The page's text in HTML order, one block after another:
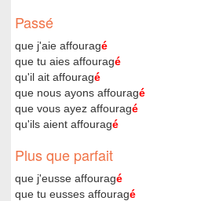
Passé
que j'aie affouragé
que tu aies affouragé
qu'il ait affouragé
que nous ayons affouragé
que vous ayez affouragé
qu'ils aient affouragé
Plus que parfait
que j'eusse affouragé
que tu eusses affouragé